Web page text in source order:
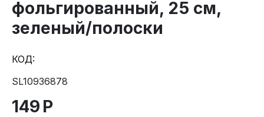
фольгированный, 25 см,
зеленый/полоски
КОД:
SL10936878
149 Р